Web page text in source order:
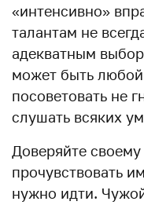
«интенсивно»
талантам не
адекватным
может быть любой
посоветовать не
слушать всяких
Доверяйте
прочувствовать
нужно идти.